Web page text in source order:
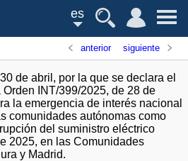
es
anterior siguiente
de abril, por la que se declara el
INT/399/2025, de 28 de
la emergencia de interés nacional
comunidades autónomas como
del suministro eléctrico
2025, en las Comunidades
y Madrid.